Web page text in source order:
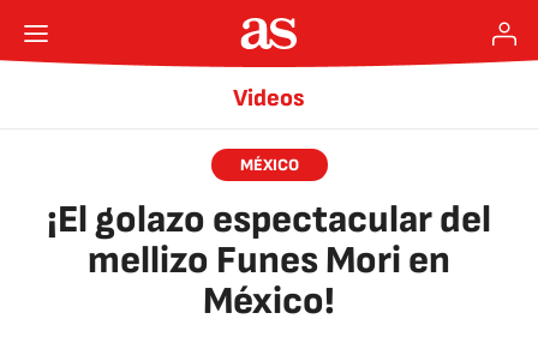
Videos
MÉXICO
¡El golazo espectacular del
mellizo Funes Mori en
México!